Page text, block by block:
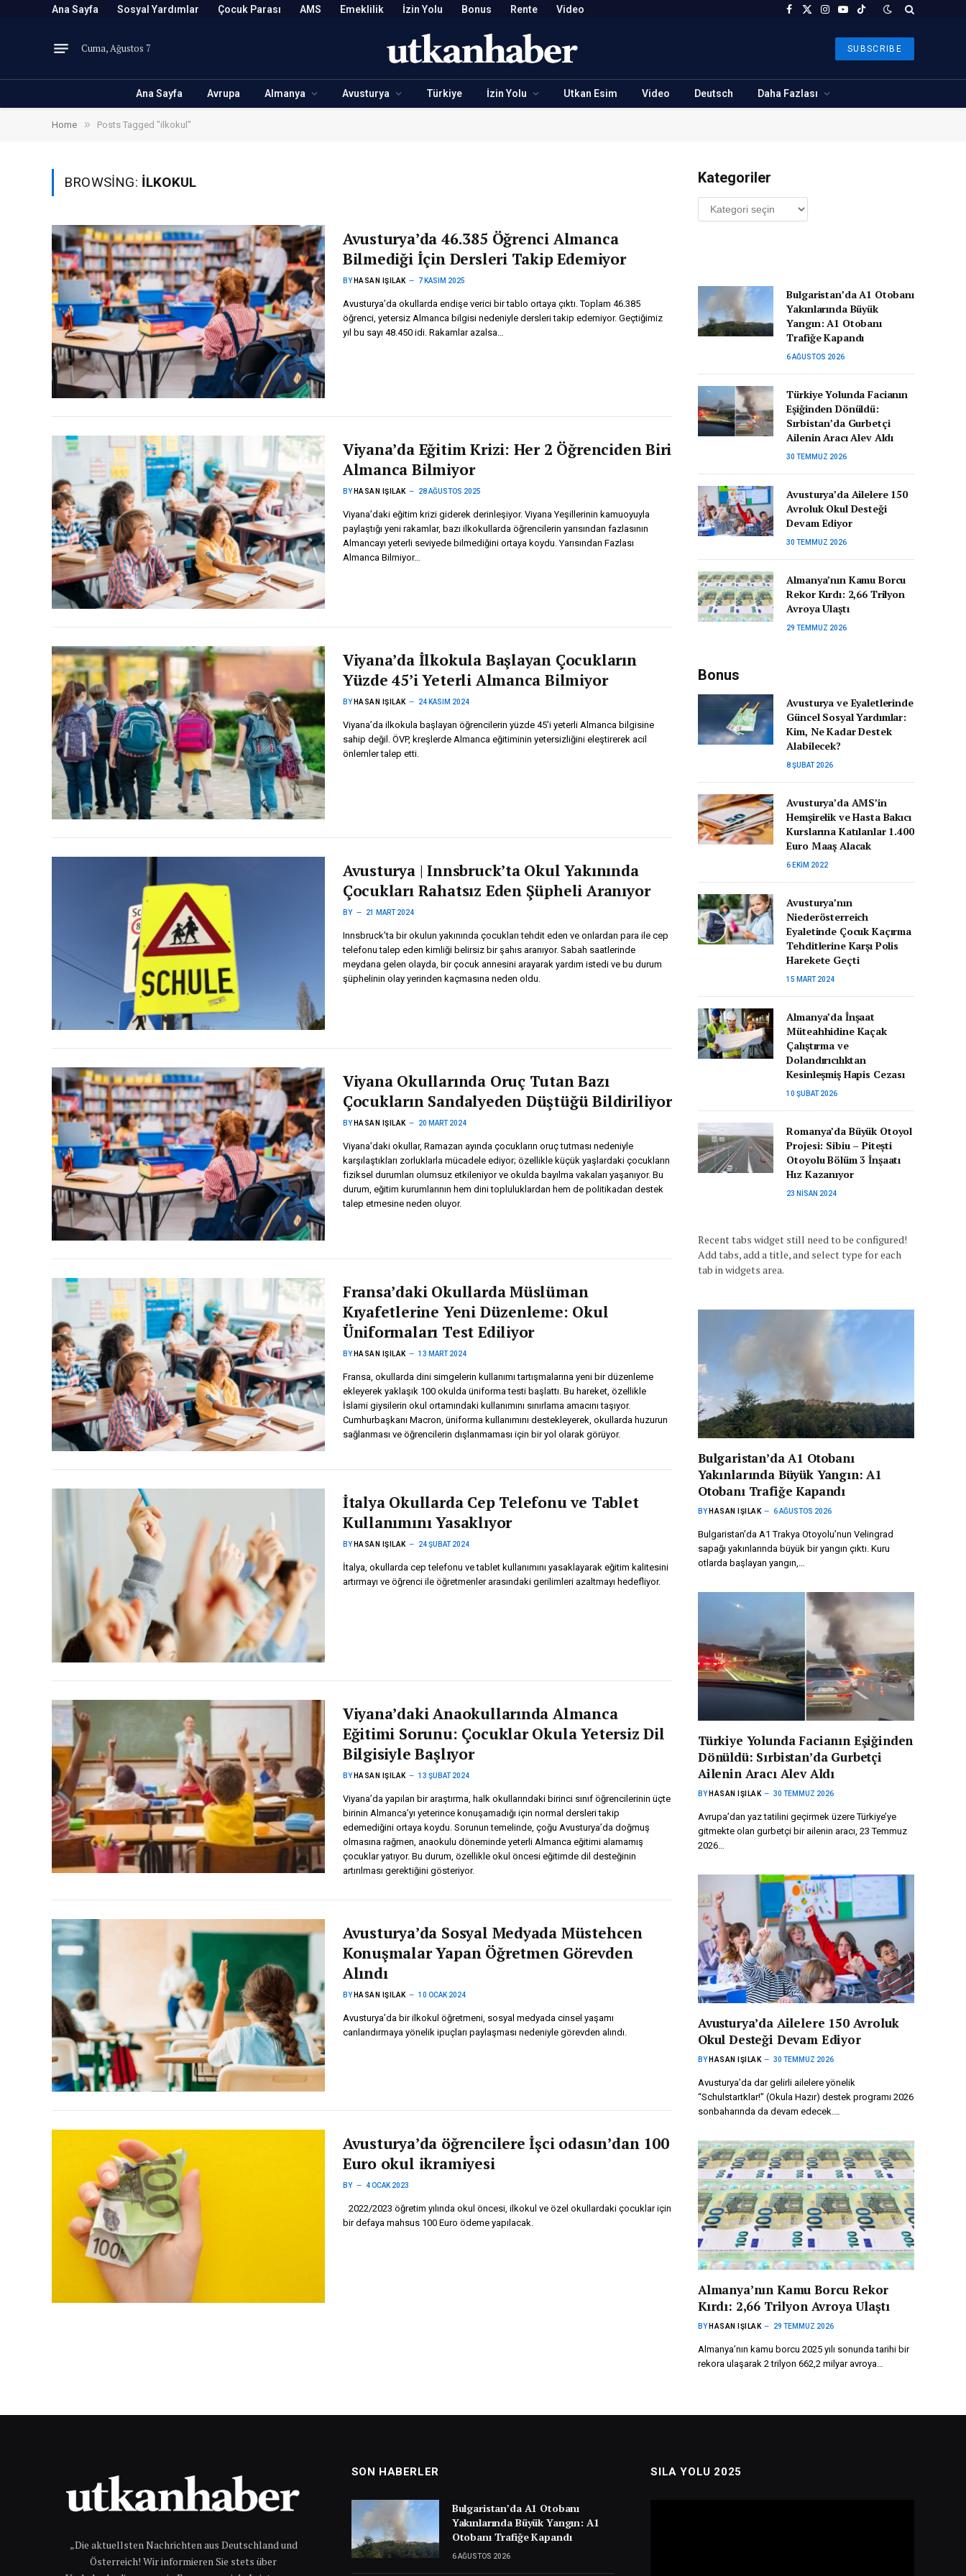
Ana Sayfa Sosyal Yardımlar Çocuk Parası AMS Emeklilik İzin Yolu Bonus Rente Video Facebook
X
Instagram
YouTubeTikTok
Cuma, Ağustos 7 SUBSCRIBE
Ana Sayfa Avrupa Almanya Avusturya Türkiye İzin Yolu Utkan Esim Video Deutsch Daha Fazlası
Home » Posts Tagged "ilkokul"
BROWSING: ILKOKUL
Avusturya’da 46.385 Öğrenci Almanca
Bilmediği İçin Dersleri Takip Edemiyor
BY HASAN IŞILAK 7 KASIM 2025
Avusturya’da okullarda endişe verici bir tablo ortaya çıktı. Toplam 46.385
öğrenci, yetersiz Almanca bilgisi nedeniyle dersleri takip edemiyor. Geçtiğimiz
yıl bu sayı 48.450 idi. Rakamlar azalsa…
Viyana’da Eğitim Krizi: Her 2 Öğrenciden Biri
Almanca Bilmiyor
BY HASAN IŞILAK 28 AĞUSTOS 2025
Viyana’daki eğitim krizi giderek derinleşiyor. Viyana Yeşillerinin kamuoyuyla
paylaştığı yeni rakamlar, bazı ilkokullarda öğrencilerin yarısından fazlasının
Almancayı yeterli seviyede bilmediğini ortaya koydu. Yarısından Fazlası
Almanca Bilmiyor…
Viyana’da İlkokula Başlayan Çocukların
Yüzde 45’i Yeterli Almanca Bilmiyor
BY HASAN IŞILAK 24 KASIM 2024
Viyana’da ilkokula başlayan öğrencilerin yüzde 45’i yeterli Almanca bilgisine
sahip değil. ÖVP, kreşlerde Almanca eğitiminin yetersizliğini eleştirerek acil
önlemler talep etti.
Avusturya | Innsbruck’ta Okul Yakınında
Çocukları Rahatsız Eden Şüpheli Aranıyor
BY 21 MART 2024
Innsbruck’ta bir okulun yakınında çocukları tehdit eden ve onlardan para ile cep
telefonu talep eden kimliği belirsiz bir şahıs aranıyor. Sabah saatlerinde
meydana gelen olayda, bir çocuk annesini arayarak yardım istedi ve bu durum
şüphelinin olay yerinden kaçmasına neden oldu.
Viyana Okullarında Oruç Tutan Bazı
Çocukların Sandalyeden Düştüğü Bildiriliyor
BY HASAN IŞILAK 20 MART 2024
Viyana’daki okullar, Ramazan ayında çocukların oruç tutması nedeniyle
karşılaştıkları zorluklarla mücadele ediyor; özellikle küçük yaşlardaki çocukların
fiziksel durumları olumsuz etkileniyor ve okulda bayılma vakaları yaşanıyor. Bu
durum, eğitim kurumlarının hem dini topluluklardan hem de politikadan destek
talep etmesine neden oluyor.
Fransa’daki Okullarda Müslüman
Kıyafetlerine Yeni Düzenleme: Okul
Üniformaları Test Ediliyor
BY HASAN IŞILAK 13 MART 2024
Fransa, okullarda dini simgelerin kullanımı tartışmalarına yeni bir düzenleme
ekleyerek yaklaşık 100 okulda üniforma testi başlattı. Bu hareket, özellikle
İslami giysilerin okul ortamındaki kullanımını sınırlama amacını taşıyor.
Cumhurbaşkanı Macron, üniforma kullanımını destekleyerek, okullarda huzurun
sağlanması ve öğrencilerin dışlanmaması için bir yol olarak görüyor.
İtalya Okullarda Cep Telefonu ve Tablet
Kullanımını Yasaklıyor
BY HASAN IŞILAK 24 ŞUBAT 2024
İtalya, okullarda cep telefonu ve tablet kullanımını yasaklayarak eğitim kalitesini
artırmayı ve öğrenci ile öğretmenler arasındaki gerilimleri azaltmayı hedefliyor.
Viyana’daki Anaokullarında Almanca
Eğitimi Sorunu: Çocuklar Okula Yetersiz Dil
Bilgisiyle Başlıyor
BY HASAN IŞILAK 13 ŞUBAT 2024
Viyana’da yapılan bir araştırma, halk okullarındaki birinci sınıf öğrencilerinin üçte
birinin Almanca’yı yeterince konuşamadığı için normal dersleri takip
edemediğini ortaya koydu. Sorunun temelinde, çoğu Avusturya’da doğmuş
olmasına rağmen, anaokulu döneminde yeterli Almanca eğitimi alamamış
çocuklar yatıyor. Bu durum, özellikle okul öncesi eğitimde dil desteğinin
artırılması gerektiğini gösteriyor.
Avusturya’da Sosyal Medyada Müstehcen
Konuşmalar Yapan Öğretmen Görevden
Alındı
BY HASAN IŞILAK 10 OCAK 2024
Avusturya’da bir ilkokul öğretmeni, sosyal medyada cinsel yaşamı
canlandırmaya yönelik ipuçları paylaşması nedeniyle görevden alındı.
Avusturya’da öğrencilere İşci odasın’dan 100
Euro okul ikramiyesi
BY 4 OCAK 2023
2022/2023 öğretim yılında okul öncesi, ilkokul ve özel okullardaki çocuklar için
bir defaya mahsus 100 Euro ödeme yapılacak.
Kategoriler
Kategoriler
Bulgaristan’da A1 Otobanı
Yakınlarında Büyük
Yangın: A1 Otobanı
Trafiğe Kapandı
6 AĞUSTOS 2026
Türkiye Yolunda Facianın
Eşiğinden Dönüldü:
Sırbistan’da Gurbetçi
Ailenin Aracı Alev Aldı
30 TEMMUZ 2026
Avusturya’da Ailelere 150
Avroluk Okul Desteği
Devam Ediyor
30 TEMMUZ 2026
Almanya’nın Kamu Borcu
Rekor Kırdı: 2,66 Trilyon
Avroya Ulaştı
29 TEMMUZ 2026
Bonus
Avusturya ve Eyaletlerinde
Güncel Sosyal Yardımlar:
Kim, Ne Kadar Destek
Alabilecek?
8 ŞUBAT 2026
Avusturya’da AMS’in
Hemşirelik ve Hasta Bakıcı
Kurslarına Katılanlar 1.400
Euro Maaş Alacak
6 EKIM 2022
Avusturya’nın
Niederösterreich
Eyaletinde Çocuk Kaçırma
Tehditlerine Karşı Polis
Harekete Geçti
15 MART 2024
Almanya’da İnşaat
Müteahhidine Kaçak
Çalıştırma ve
Dolandırıcılıktan
Kesinleşmiş Hapis Cezası
10 ŞUBAT 2026
Romanya’da Büyük Otoyol
Projesi: Sibiu – Pitești
Otoyolu Bölüm 3 İnşaatı
Hız Kazanıyor
23 NISAN 2024
Recent tabs widget still need to be configured!
Add tabs, add a title, and select type for each
tab in widgets area.
Bulgaristan’da A1 Otobanı
Yakınlarında Büyük Yangın: A1
Otobanı Trafiğe Kapandı
BY HASAN IŞILAK 6 AĞUSTOS 2026
Bulgaristan’da A1 Trakya Otoyolu’nun Velingrad
sapağı yakınlarında büyük bir yangın çıktı. Kuru
otlarda başlayan yangın,…
Türkiye Yolunda Facianın Eşiğinden
Dönüldü: Sırbistan’da Gurbetçi
Ailenin Aracı Alev Aldı
BY HASAN IŞILAK 30 TEMMUZ 2026
Avrupa’dan yaz tatilini geçirmek üzere Türkiye’ye
gitmekte olan gurbetçi bir ailenin aracı, 23 Temmuz
2026…
Avusturya’da Ailelere 150 Avroluk
Okul Desteği Devam Ediyor
BY HASAN IŞILAK 30 TEMMUZ 2026
Avusturya’da dar gelirli ailelere yönelik
“Schulstartklar!” (Okula Hazır) destek programı 2026
sonbaharında da devam edecek.…
Almanya’nın Kamu Borcu Rekor
Kırdı: 2,66 Trilyon Avroya Ulaştı
BY HASAN IŞILAK 29 TEMMUZ 2026
Almanya’nın kamu borcu 2025 yılı sonunda tarihi bir
rekora ulaşarak 2 trilyon 662,2 milyar avroya…
„Die aktuellsten Nachrichten aus Deutschland und
Österreich! Wir informieren Sie stets über
SON HABERLER
Bulgaristan’da A1 Otobanı
Yakınlarında Büyük Yangın: A1
Otobanı Trafiğe Kapandı
6 AĞUSTOS 2026
SILA YOLU 2025